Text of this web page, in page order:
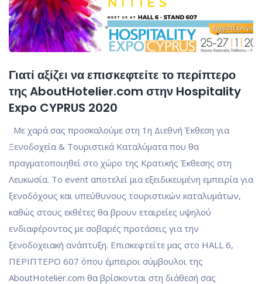
Γιατί αξίζει να επισκεφτείτε το περίπτερο
της AboutHotelier.com στην Hospitality
Expo CYPRUS 2020
Με χαρά σας προσκαλούμε στη 1η Διεθνή Έκθεση για
Ξενοδοχεία & Τουριστικά Καταλύματα που θα
πραγματοποιηθεί στο χώρο της Κρατικής Έκθεσης στη
Λευκωσία. Το event αποτελεί μια εξειδικευμένη εμπειρία για
ξενοδόχους και υπεύθυνους τουριστικών καταλυμάτων,
καθώς στους εκθέτες θα βρουν εταιρείες υψηλού
ενδιαφέροντος με σοβαρές προτάσεις για την
ξενοδοχειακή ανάπτυξη. Επισκεφτείτε μας στο HALL 6,
ΠΕΡΙΠΤΕΡΟ 607 όπου έμπειροι σύμβουλοι της
AboutHotelier.com θα βρίσκονται στη διάθεσή σας